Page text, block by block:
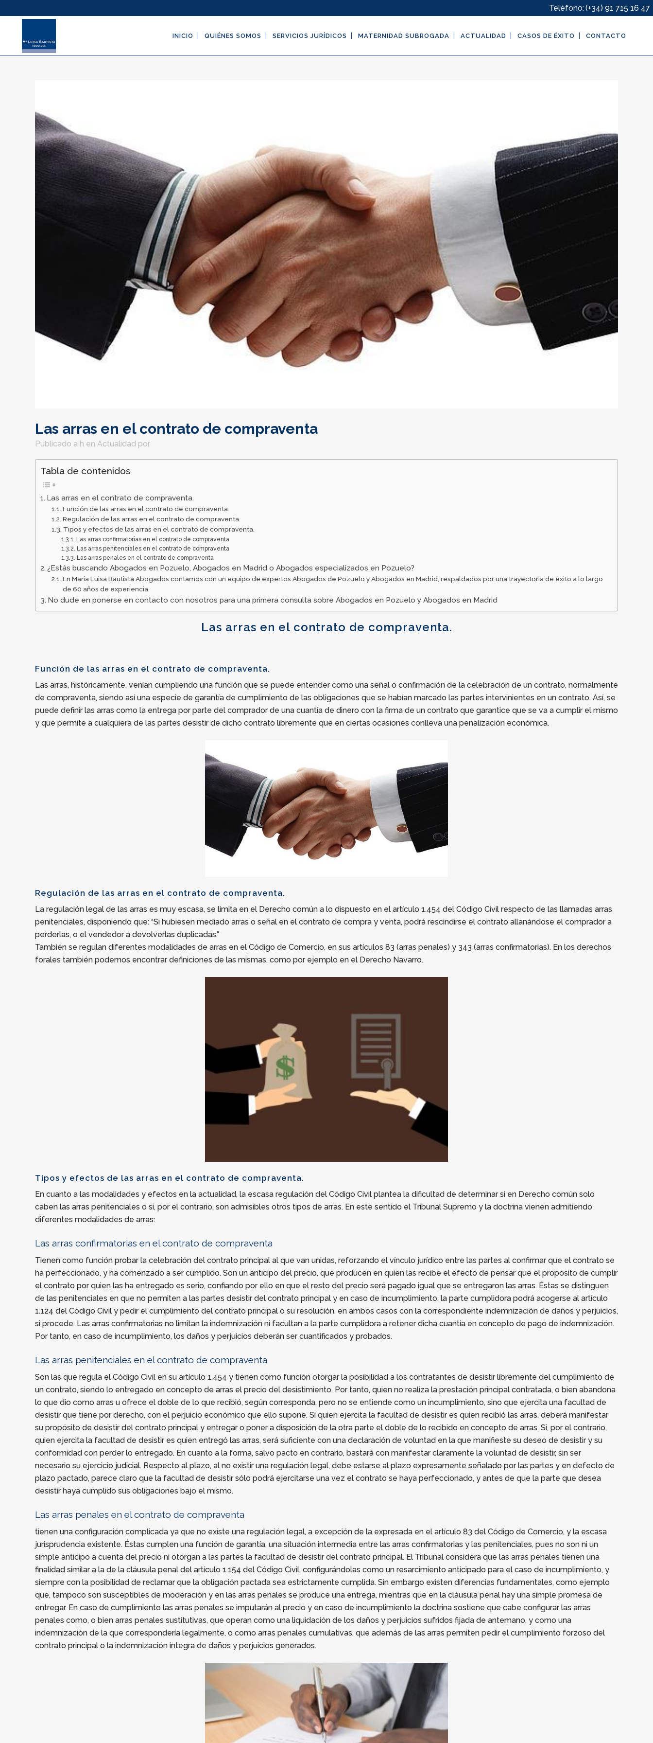
Teléfono:(+34) 91 715 16 47
INICIO QUIÉNES SOMOS SERVICIOS JURÍDICOS MATERNIDAD SUBROGADA ACTUALIDAD CASOS DE ÉXITO CONTACTO
Las arras en el contrato de compraventa
Publicado a h en Actualidad por
Tabla de contenidos
Las arras en el contrato de compraventa.
Función de las arras en el contrato de compraventa.
Regulación de las arras en el contrato de compraventa.
Tipos y efectos de las arras en el contrato de compraventa.
Las arras confirmatorias en el contrato de compraventa
Las arras penitenciales en el contrato de compraventa
Las arras penales en el contrato de compraventa
¿Estás buscando Abogados en Pozuelo, Abogados en Madrid o Abogados especializados en Pozuelo?
En María Luisa Bautista Abogados contamos con un equipo de expertos Abogados de Pozuelo y Abogados en Madrid, respaldados por una trayectoria de éxito a lo largo
de 60 años de experiencia.
No dude en ponerse en contacto con nosotros para una primera consulta sobre Abogados en Pozuelo y Abogados en Madrid
Las arras en el contrato de compraventa.
Función de las arras en el contrato de compraventa.
Las arras, históricamente, venían cumpliendo una función que se puede entender como una señal o confirmación de la celebración de un contrato, normalmente
de compraventa, siendo así una especie de garantía de cumplimiento de las obligaciones que se habían marcado las partes intervinientes en un contrato. Así, se
puede definir las arras como la entrega por parte del comprador de una cuantía de dinero con la firma de un contrato que garantice que se va a cumplir el mismo
y que permite a cualquiera de las partes desistir de dicho contrato libremente que en ciertas ocasiones conlleva una penalización económica.
Regulación de las arras en el contrato de compraventa.
La regulación legal de las arras es muy escasa, se limita en el Derecho común a lo dispuesto en el artículo 1.454 del Código Civil respecto de las llamadas arras
penitenciales, disponiendo que: “Si hubiesen mediado arras o señal en el contrato de compra y venta, podrá rescindirse el contrato allanándose el comprador a
perderlas, o el vendedor a devolverlas duplicadas.”
También se regulan diferentes modalidades de arras en el Código de Comercio, en sus artículos 83 (arras penales) y 343 (arras confirmatorias). En los derechos
forales también podemos encontrar definiciones de las mismas, como por ejemplo en el Derecho Navarro.
Tipos y efectos de las arras en el contrato de compraventa.
En cuanto a las modalidades y efectos en la actualidad, la escasa regulación del Código Civil plantea la dificultad de determinar si en Derecho común solo
caben las arras penitenciales o si, por el contrario, son admisibles otros tipos de arras. En este sentido el Tribunal Supremo y la doctrina vienen admitiendo
diferentes modalidades de arras:
Las arras confirmatorias en el contrato de compraventa
Tienen como función probar la celebración del contrato principal al que van unidas, reforzando el vínculo jurídico entre las partes al confirmar que el contrato se
ha perfeccionado, y ha comenzado a ser cumplido. Son un anticipo del precio, que producen en quien las recibe el efecto de pensar que el propósito de cumplir
el contrato por quien las ha entregado es serio, confiando por ello en que el resto del precio será pagado igual que se entregaron las arras. Éstas se distinguen
de las penitenciales en que no permiten a las partes desistir del contrato principal y en caso de incumplimiento, la parte cumplidora podrá acogerse al artículo
1.124 del Código Civil y pedir el cumplimiento del contrato principal o su resolución, en ambos casos con la correspondiente indemnización de daños y perjuicios,
si procede. Las arras confirmatorias no limitan la indemnización ni facultan a la parte cumplidora a retener dicha cuantía en concepto de pago de indemnización.
Por tanto, en caso de incumplimiento, los daños y perjuicios deberán ser cuantificados y probados.
Las arras penitenciales en el contrato de compraventa
Son las que regula el Código Civil en su artículo 1.454 y tienen como función otorgar la posibilidad a los contratantes de desistir libremente del cumplimiento de
un contrato, siendo lo entregado en concepto de arras el precio del desistimiento. Por tanto, quien no realiza la prestación principal contratada, o bien abandona
lo que dio como arras u ofrece el doble de lo que recibió, según corresponda, pero no se entiende como un incumplimiento, sino que ejercita una facultad de
desistir que tiene por derecho, con el perjuicio económico que ello supone. Si quien ejercita la facultad de desistir es quien recibió las arras, deberá manifestar
su propósito de desistir del contrato principal y entregar o poner a disposición de la otra parte el doble de lo recibido en concepto de arras. Si, por el contrario,
quien ejercita la facultad de desistir es quien entregó las arras, será suficiente con una declaración de voluntad en la que manifieste su deseo de desistir y su
conformidad con perder lo entregado. En cuanto a la forma, salvo pacto en contrario, bastará con manifestar claramente la voluntad de desistir, sin ser
necesario su ejercicio judicial. Respecto al plazo, al no existir una regulación legal, debe estarse al plazo expresamente señalado por las partes y en defecto de
plazo pactado, parece claro que la facultad de desistir sólo podrá ejercitarse una vez el contrato se haya perfeccionado, y antes de que la parte que desea
desistir haya cumplido sus obligaciones bajo el mismo.
Las arras penales en el contrato de compraventa
tienen una configuración complicada ya que no existe una regulación legal, a excepción de la expresada en el artículo 83 del Código de Comercio, y la escasa
jurisprudencia existente. Éstas cumplen una función de garantía, una situación intermedia entre las arras confirmatorias y las penitenciales, pues no son ni un
simple anticipo a cuenta del precio ni otorgan a las partes la facultad de desistir del contrato principal. El Tribunal considera que las arras penales tienen una
finalidad similar a la de la cláusula penal del artículo 1.154 del Código Civil, configurándolas como un resarcimiento anticipado para el caso de incumplimiento, y
siempre con la posibilidad de reclamar que la obligación pactada sea estrictamente cumplida. Sin embargo existen diferencias fundamentales, como ejemplo
que, tampoco son susceptibles de moderación y en las arras penales se produce una entrega, mientras que en la cláusula penal hay una simple promesa de
entregar. En caso de cumplimiento las arras penales se imputarán al precio y en caso de incumplimiento la doctrina sostiene que cabe configurar las arras
penales como, o bien arras penales sustitutivas, que operan como una liquidación de los daños y perjuicios sufridos fijada de antemano, y como una
indemnización de la que correspondería legalmente, o como arras penales cumulativas, que además de las arras permiten pedir el cumplimiento forzoso del
contrato principal o la indemnización íntegra de daños y perjuicios generados.